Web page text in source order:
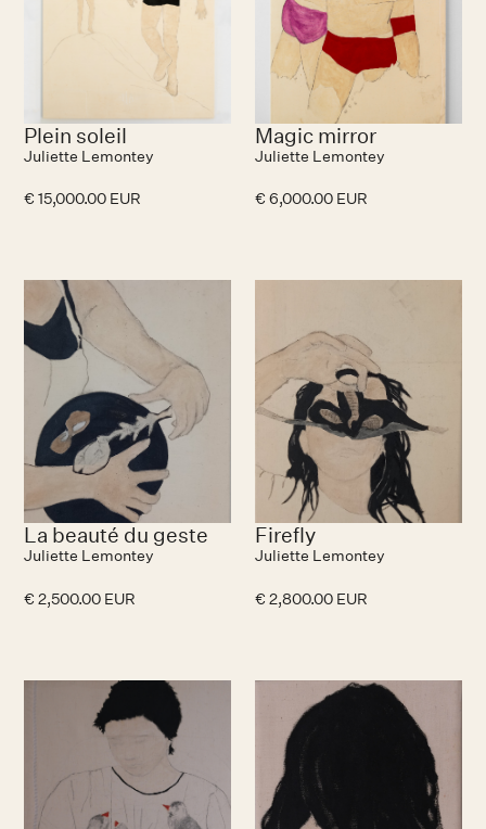
Plein soleil
Juliette Lemontey
€ 15,000.00 EUR
Magic mirror
Juliette Lemontey
€ 6,000.00 EUR
La beauté du geste
Juliette Lemontey
€ 2,500.00 EUR
Firefly
Juliette Lemontey
€ 2,800.00 EUR